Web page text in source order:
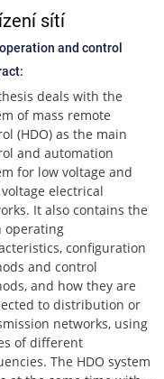
sítí
and control
deals with the
of mass remote
(HDO) as the main
and automation
for low voltage and
electrical
It also contains the
operating
configuration
and control
and how they are
to distribution or
networks, using
of different
The HDO system